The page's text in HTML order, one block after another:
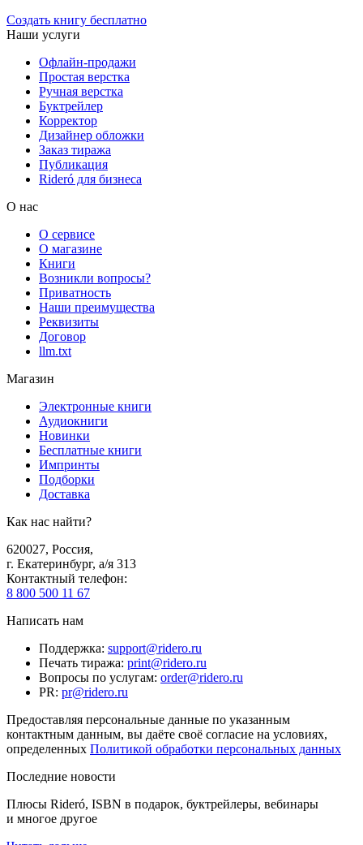
Создать книгу бесплатно
Наши услуги
Офлайн-продажи
Простая верстка
Ручная верстка
Буктрейлер
Корректор
Дизайнер обложки
Заказ тиража
Публикация
Rideró для бизнеса
О нас
О сервисе
О магазине
Книги
Возникли вопросы?
Приватность
Наши преимущества
Реквизиты
Договор
llm.txt
Магазин
Электронные книги
Аудиокниги
Новинки
Бесплатные книги
Импринты
Подборки
Доставка
Как нас найти?
620027, Россия,
г. Екатеринбург, а/я 313
Контактный телефон:
8 800 500 11 67
Написать нам
Поддержка: support@ridero.ru
Печать тиража: print@ridero.ru
Вопросы по услугам: order@ridero.ru
PR: pr@ridero.ru
Предоставляя персональные данные по указанным
контактным данным, вы даёте своё согласие на условиях,
определенных Политикой обработки персональных данных
Последние новости
Плюсы Rideró, ISBN в подарок, буктрейлеры, вебинары
и многое другое